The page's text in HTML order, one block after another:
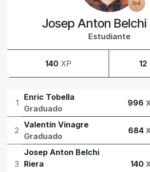
Josep Anton Belchi
Estudiante
140 XP 12
1
Enric Tobella
Graduado
996
2
Valentín Vinagre
Graduado
684
3
Josep Anton Belchi
Riera
140